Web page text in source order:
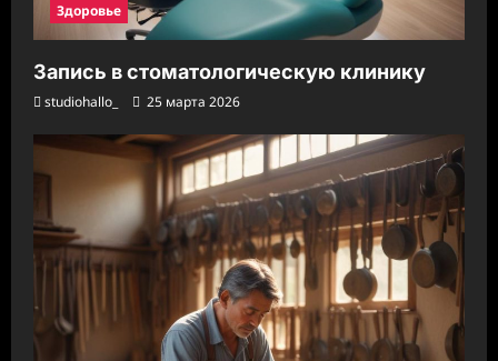
Здоровье
Запись в стоматологическую клинику
studiohallo_ 25 марта 2026